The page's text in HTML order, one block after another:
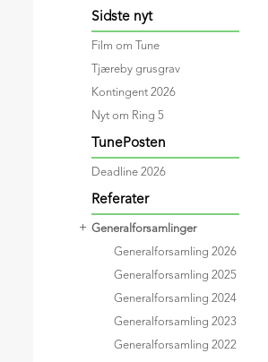
Sidste nyt
Film om Tune
Tjæreby grusgrav
Kontingent 2026
Nyt om Ring 5
TunePosten
Deadline 2026
Referater
Generalforsamlinger
+
Generalforsamling 2026
Generalforsamling 2025
Generalforsamling 2024
Generalforsamling 2023
Generalforsamling 2022